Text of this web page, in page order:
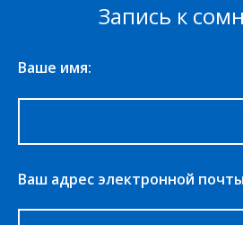
Запись к
Ваше имя:
Ваш адрес электронной